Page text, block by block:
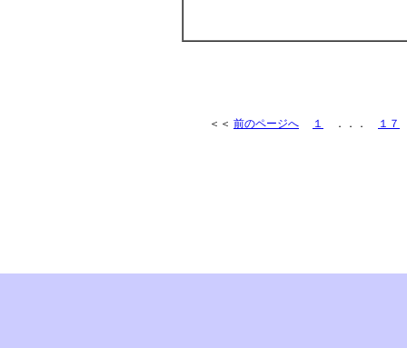
＜＜ 前のページへ １ ．．． １７